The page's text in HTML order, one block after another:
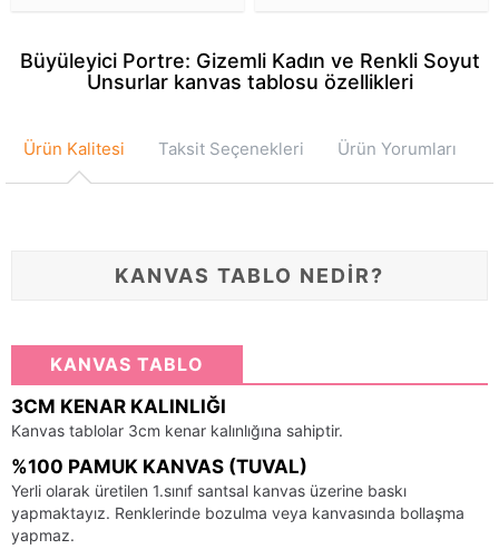
Büyüleyici Portre: Gizemli Kadın ve Renkli Soyut
Unsurlar kanvas tablosu özellikleri
Ürün Kalitesi Taksit Seçenekleri Ürün Yorumları
KANVAS TABLO NEDİR?
KANVAS TABLO
3CM KENAR KALINLIĞI
Kanvas tablolar 3cm kenar kalınlığına sahiptir.
%100 PAMUK KANVAS (TUVAL)
Yerli olarak üretilen 1.sınıf santsal kanvas üzerine baskı
yapmaktayız. Renklerinde bozulma veya kanvasında bollaşma
yapmaz.